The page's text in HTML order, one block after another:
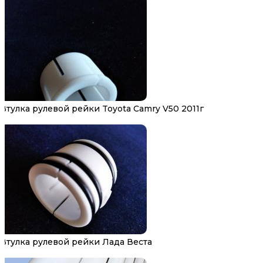
Втулка рулевой рейки Toyota Camry V50 2011г
Втулка рулевой рейки Лада Веста